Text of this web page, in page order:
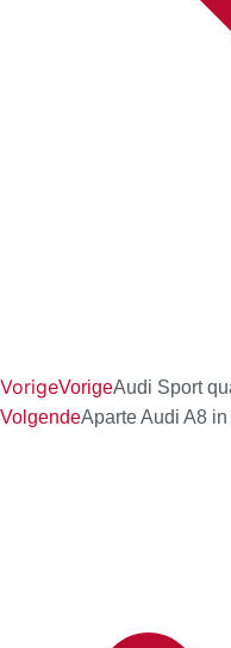
VorigeVorigeAudi Sport
VolgendeAparte Audi A8